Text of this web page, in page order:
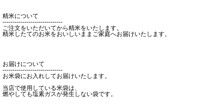
精米について
------------------------------
ご注文をいただいてから精米をいたします。
精米したてのお米をおいしいままご家庭へお届けいたします。
お届けについて
------------------------------
お米袋にお入れしてお届けいたします。
当店で使用している米袋は、
燃やしても塩素ガスが発生しない袋です。